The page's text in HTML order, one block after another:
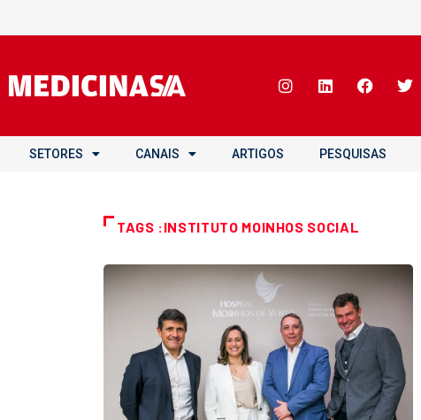
SETORES CANAIS ARTIGOS PESQUISAS
TAGS :INSTITUTO MOINHOS SOCIAL